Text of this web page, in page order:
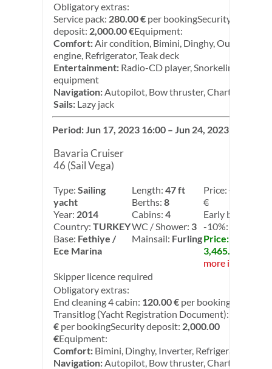
Obligatory extras:
Service pack: 280.00 €per bookingSecurity
deposit: 2,000.00 €Equipment:
Comfort:Air condition, Bimini, Dinghy, Outboard
engine, Refrigerator, Teak deck
Entertainment: Radio-CD player, Snorkeling
equipment
Navigation:Autopilot, Bow thruster, Chart plotter
Sails: Lazy jack
Period: Jun 17, 2023 16:00 – Jun 24, 2023 08:00
Bavaria Cruiser
46 (Sail Vega)
Type: Sailing
yacht
Year: 2014
Country: TURKEY
Base: Fethiye /
Ece Marina
Length: 47 ft
Berths: 8
Cabins: 4
WC / Shower: 3
Mainsail: Furling
Price:3,850.00
€
Early booking:
-10%: -10.00%
Price:
3,465.00 €
more info
Skipper licence required
Obligatory extras:
End cleaning 4 cabin: 120.00 €per booking
Transitlog (Yacht Registration Document):
€per bookingSecurity deposit: 2,000.00
€Equipment:
Comfort: Bimini, Dinghy, Inverter, Refrigerator
Navigation:Autopilot, Bow thruster, Chart plotter